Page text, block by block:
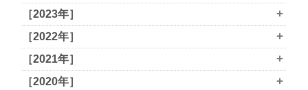
［2023年］ +
［2022年］ +
［2021年］ +
［2020年］ +